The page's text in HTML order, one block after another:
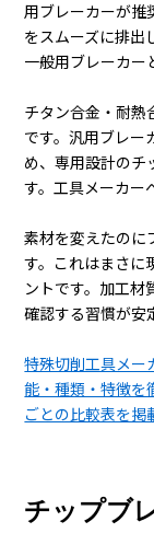
用ブレーカーが推
をスムーズに排出
一般用ブレーカー
チタン合金・耐熱
です。汎用ブレー
め、専用設計のチ
す。工具メーカー
素材を変えたのに
す。これはまさに
ントです。加工材
確認する習慣が安
特殊切削工具メー
能・種類・特徴を
ごとの比較表を掲
チップブ